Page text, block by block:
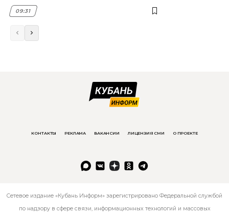
09:31
КОНТАКТЫ РЕКЛАМА ВАКАНСИИ ЛИЦЕНЗИЯ СМИ О ПРОЕКТЕ
Сетевое издание «Кубань Информ» зарегистрировано Федеральной службой
по надзору в сфере связи, информационных технологий и массовых